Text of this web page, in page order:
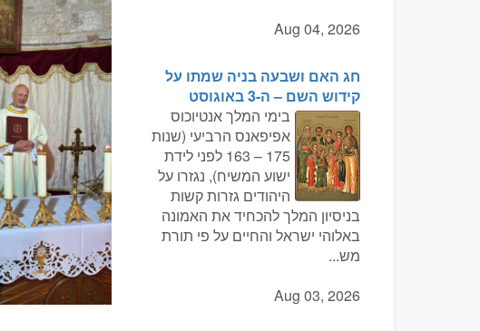
Aug 04, 2026
חג האם ושבעה בניה שמתו על
קידוש השם – ה-3 באוגוסט
בימי המלך אנטיוכוס
אפיפאנס הרביעי (שנות
175 – 163 לפני לידת
ישוע המשיח), נגזרו על
היהודים גזרות קשות
בניסיון המלך להכחיד את האמונה
באלוהי ישראל והחיים על פי תורת
מש...
Aug 03, 2026